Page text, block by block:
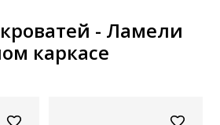
- Ламели
каркасе